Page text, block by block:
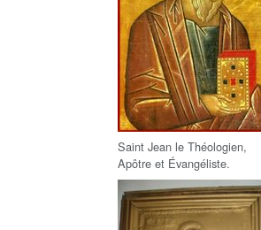
Saint Jean le Théologien,
Apôtre et Évangéliste.